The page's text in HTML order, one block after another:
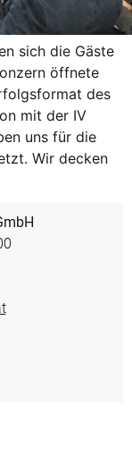
sich die Gäste
öffnete
des
mit der IV
uns für die
Wir decken